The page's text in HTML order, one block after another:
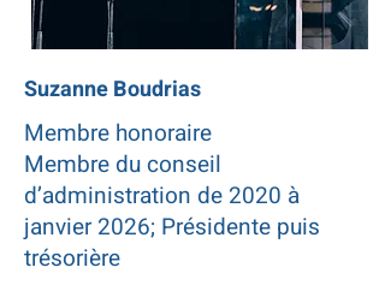
Suzanne Boudrias
Membre honoraire
Membre du conseil
d’administration de 2020 à
janvier 2026; Présidente puis
trésorière